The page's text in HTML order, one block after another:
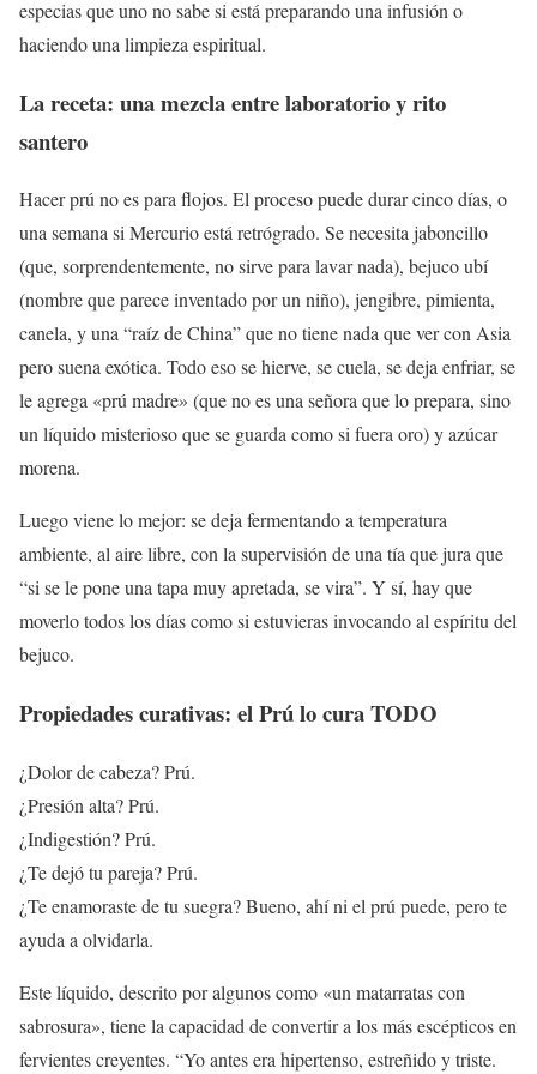
especias que uno no sabe si está preparando una infusión o
haciendo una limpieza espiritual.
La receta: una mezcla entre laboratorio y rito
santero
Hacer prú no es para flojos. El proceso puede durar cinco días, o
una semana si Mercurio está retrógrado. Se necesita jaboncillo
(que, sorprendentemente, no sirve para lavar nada), bejuco ubí
(nombre que parece inventado por un niño), jengibre, pimienta,
canela, y una “raíz de China” que no tiene nada que ver con Asia
pero suena exótica. Todo eso se hierve, se cuela, se deja enfriar, se
le agrega «prú madre» (que no es una señora que lo prepara, sino
un líquido misterioso que se guarda como si fuera oro) y azúcar
morena.
Luego viene lo mejor: se deja fermentando a temperatura
ambiente, al aire libre, con la supervisión de una tía que jura que
“si se le pone una tapa muy apretada, se vira”. Y sí, hay que
moverlo todos los días como si estuvieras invocando al espíritu del
bejuco.
Propiedades curativas: el Prú lo cura TODO
¿Dolor de cabeza? Prú.
¿Presión alta? Prú.
¿Indigestión? Prú.
¿Te dejó tu pareja? Prú.
¿Te enamoraste de tu suegra? Bueno, ahí ni el prú puede, pero te
ayuda a olvidarla.
Este líquido, descrito por algunos como «un matarratas con
sabrosura», tiene la capacidad de convertir a los más escépticos en
fervientes creyentes. “Yo antes era hipertenso, estreñido y triste.